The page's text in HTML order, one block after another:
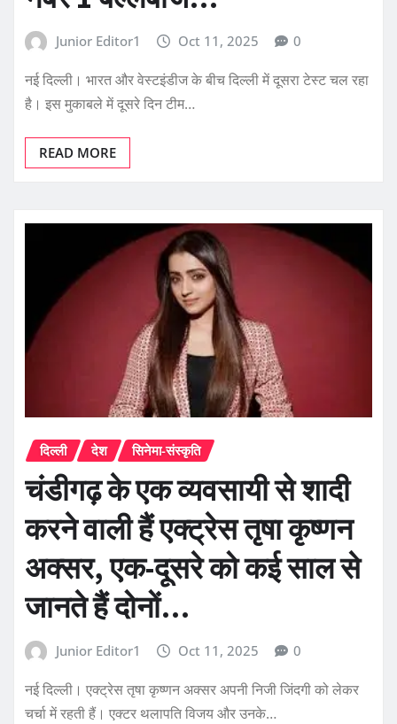
Junior Editor1 Oct 11, 2025 0
नई दिल्ली। भारत और वेस्टइंडीज के बीच दिल्ली में दूसरा टेस्ट चल रहा
है। इस मुकाबले में दूसरे दिन टीम…
READ MORE
दिल्ली देश सिनेमा-संस्कृति
चंडीगढ़ के एक व्यवसायी से शादी
करने वाली हैं एक्ट्रेस तृषा कृष्णन
अक्सर, एक-दूसरे को कई साल से
जानते हैं दोनों…
Junior Editor1 Oct 11, 2025 0
नई दिल्ली। एक्ट्रेस तृषा कृष्णन अक्सर अपनी निजी जिंदगी को लेकर
चर्चा में रहती हैं। एक्टर थलापति विजय और उनके…